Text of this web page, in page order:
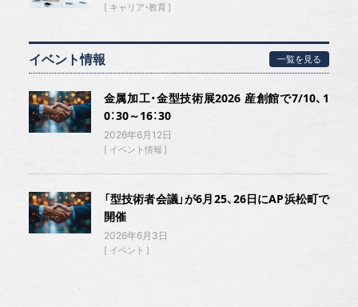
キャリア・教育
イベント情報 一覧を見る
金属加工・金型技術展2026 産創館で7/10、1
0：30～16：30
2026年6月12日
イベント情報
「型技術者会議」が6月25、26日にAP浜松町で
開催
2026年6月3日
イベント